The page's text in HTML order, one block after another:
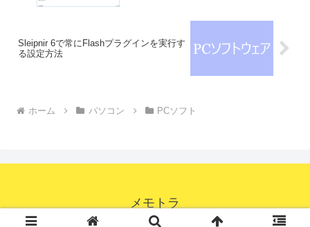
Sleipnir 6で常にFlashプラグインを実行す
る設定方法
ホーム パソコン PCソフト
メモトラ
© 2014-2026 メモトラ.